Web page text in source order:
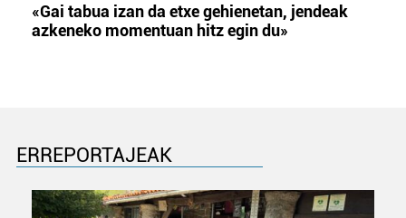
«Gai tabua izan da etxe gehienetan, jendeak
azkeneko momentuan hitz egin du»
ERREPORTAJEAK